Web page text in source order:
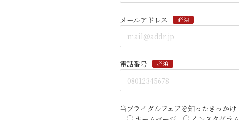
メールアドレス 必須
電話番号 必須
当ブライダルフェアを知ったきっかけ